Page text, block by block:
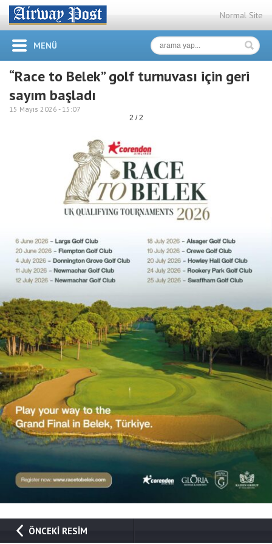
Normal Site
MENÜ
“Race to Belek” golf turnuvası için geri
sayım başladı
15 Mayıs 2026 - 15:07
2 / 2
ÖNCEKİ RESİM